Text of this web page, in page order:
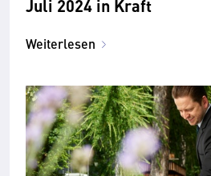
Juli 2024 in Kraft
Weiterlesen